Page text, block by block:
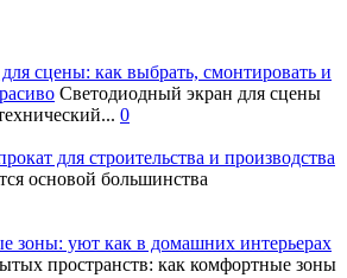
сцены: как выбрать, смонтировать и
Светодиодный экран для сцены
0
для строительства и производства
основой большинства
зоны: уют как в домашних интерьерах
пространств: как комфортные зоны